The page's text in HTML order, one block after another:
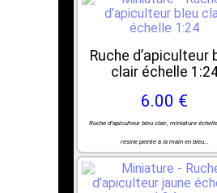
Ruche d’apiculteur
clair échelle
6.00 €
Ruche d’apiculteur bleu clair, miniature
résine peinte à la main en bleu...